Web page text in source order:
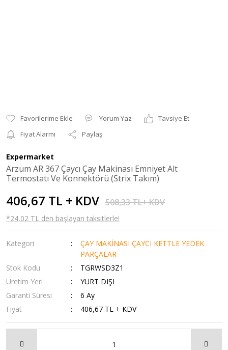
Yorum Yaz
Tavsiye Et
Fiyat Alarmı
Paylaş
Expermarket
Arzum AR 367 Çaycı Çay Makinası Emniyet Alt
Termostatı Ve Konnektörü (Strix Takım)
406,67 TL + KDV 508,33 TL+ KDV
*24,02 TL den başlayan taksitlerle!
Kategori
ÇAY MAKİNASI ÇAYCI KETTLE YEDEK
PARÇALAR
Stok Kodu
TGRWSD3Z1
Üretim Yeri
YURT DIŞI
Garanti Süresi
6 Ay
Fiyat
406,67 TL + KDV